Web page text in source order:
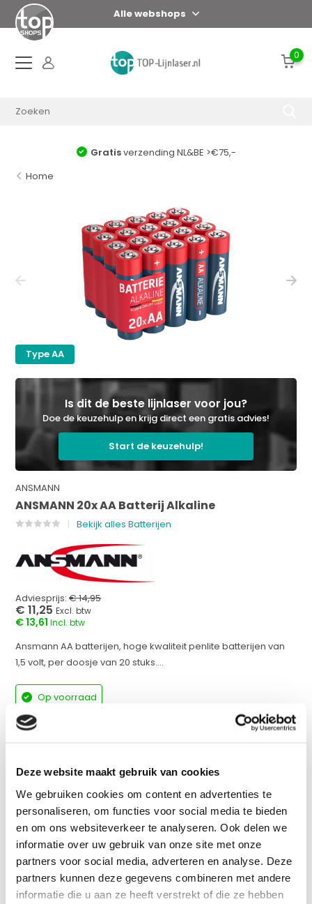
Deze website maakt gebruik van cookies
We gebruiken cookies om content en advertenties te
personaliseren, om functies voor social media te bieden
en om ons websiteverkeer te analyseren. Ook delen we
informatie over uw gebruik van onze site met onze
partners voor social media, adverteren en analyse. Deze
partners kunnen deze gegevens combineren met andere
informatie die u aan ze heeft verstrekt of die ze hebben
Alle webshops
0
Gratisverzending NL&BE >€75,-
Home
Type AA
Is dit de beste lijnlaser voor jou?
Doe de keuzehulp en krijg direct een gratis advies!
Start de keuzehulp!
ANSMANN
ANSMANN 20x AA Batterij Alkaline
Bekijk alles Batterijen
Adviesprijs:€ 14,95
€ 11,25Excl. btw
€ 13,61Incl. btw
Ansmann AA batterijen, hoge kwaliteit penlite batterijen van
1,5 volt, per doosje van 20 stuks....
Op voorraad
werkdagen voor 17:00 uur besteld = dezelfde dag
Vergelijk
Productomschrijving
Specificaties